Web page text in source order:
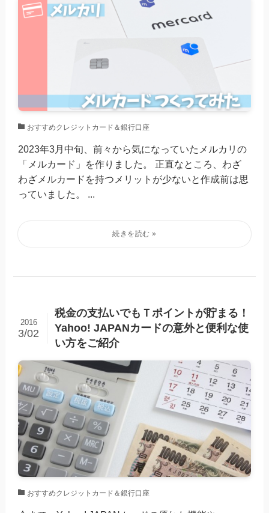
おすすめクレジットカード＆銀行口座
2023年3月中旬、前々から気になっていたメルカリの
「メルカード」を作りました。 正直なところ、わざ
わざメルカードを持つメリットが少ないと作成前は思
っていました。 ...
税金の支払いでもＴポイントが貯まる！
Yahoo! JAPANカードの意外と便利な使
い方をご紹介
2016
3/02
おすすめクレジットカード＆銀行口座